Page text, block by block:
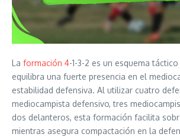
La formación 4-1-3-2 es un esquema
equilibra una fuerte presencia en el
estabilidad defensiva. Al utilizar cuatro
mediocampista defensivo, tres
dos delanteros, esta formación facilita
mientras asegura compactación en la